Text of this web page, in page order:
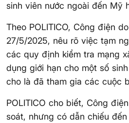
sinh viên nước ngoài đến Mỹ
Theo POLITICO, Công điện
27/5/2025, nêu rõ việc tạm
các quy định kiểm tra mạng
dụng giới hạn cho một số
cho là đã tham gia các cuộc
POLITICO cho biết, Công
soát, nhưng có dẫn chiếu